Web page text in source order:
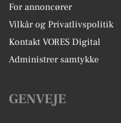
For annoncører
Vilkår og Privatlivspolitik
Kontakt VORES Digital
Administrer samtykke
GENVEJE